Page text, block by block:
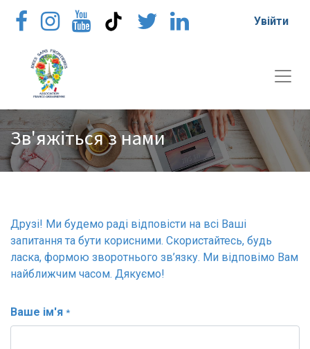
Увійти
Зв'яжіться з нами
Друзі! Ми будемо раді відповісти на всі Ваші
запитання та бути корисними. Скористайтесь, будь
ласка, формою зворотнього зв’язку. Ми відповімо Вам
найближчим часом. Дякуємо!
Ваше ім'я *